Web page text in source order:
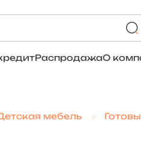
РаспродажаО
мебель